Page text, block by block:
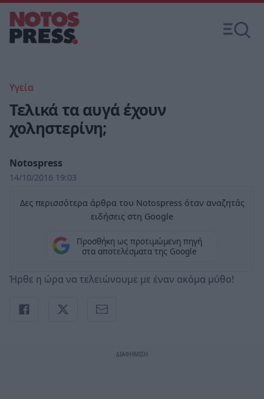
Υγεία
Τελικά τα αυγά έχουν
χοληστερίνη;
Notospress
14/10/2016 19:03
Δες περισσότερα άρθρα του Notospress όταν αναζητάς
ειδήσεις στη Google
Προσθήκη ως προτιμώμενη πηγή
στα αποτελέσματα της Google
Ήρθε η ώρα να τελειώνουμε με έναν ακόμα μύθο!